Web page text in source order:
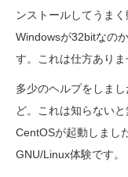
ンストールしてうま
Windowsが32bitなの
す。これは仕方ありま
多少のヘルプをしま
ど。これは知らない
CentOSが起動しまし
GNU/Linux体験です。